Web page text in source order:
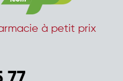
à petit prix